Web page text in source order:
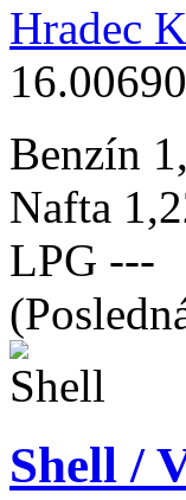
Hradec
16.00690
Benzín
Nafta
LPG ---
Shell /